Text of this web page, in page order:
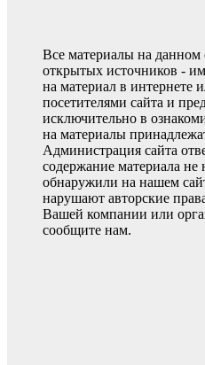
Все материалы на данном
открытых источников -
на материал в интернете
посетителями сайта и
исключительно в
на материалы
Администрация сайта
содержание материала не
обнаружили на нашем
нарушают авторские
Вашей компании или
сообщите нам.